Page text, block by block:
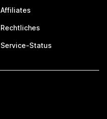
Affiliates
Rechtliches
Service-Status